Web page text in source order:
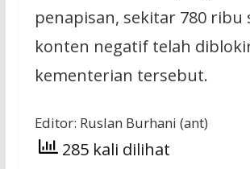
penapisan, sekitar 780 ribu
konten negatif telah
kementerian tersebut.
Editor: Ruslan Burhani (ant)
285 kali dilihat